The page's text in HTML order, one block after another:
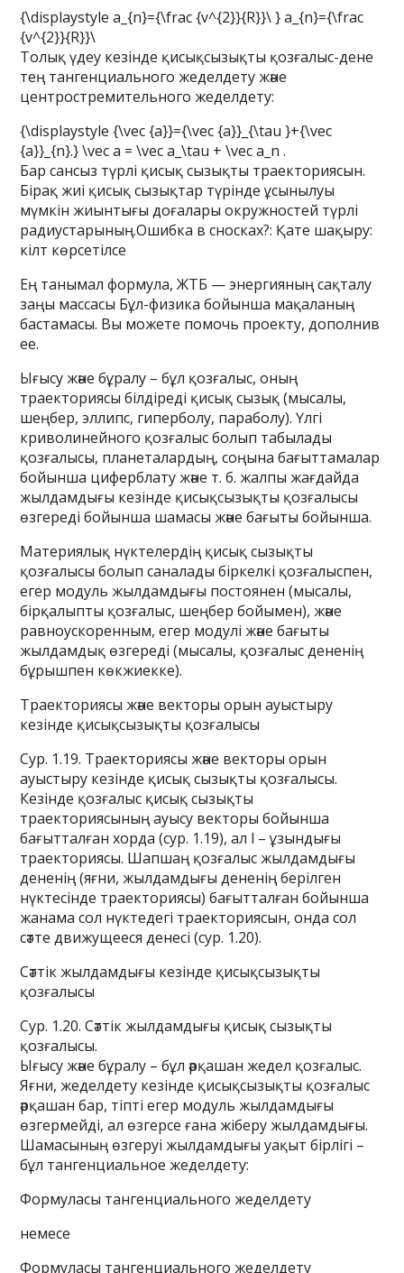
{\displaystyle a_{n}={\frac {v^{2}}{R}}\ } a_{n}={\frac
{v^{2}}{R}}\
Толық үдеу кезінде қисықсызықты қозғалыс-дене
тең тангенциального жеделдету және
центростремительного жеделдету:
{\displaystyle {\vec {a}}={\vec {a}}_{\tau }+{\vec
{a}}_{n}.} \vec a = \vec a_\tau + \vec a_n .
Бар сансыз түрлі қисық сызықты траекториясын.
Бірақ жиі қисық сызықтар түрінде ұсынылуы
мүмкін жиынтығы доғалары окружностей түрлі
радиустарының.Ошибка в сносках?: Қате шақыру:
кілт көрсетілсе
Ең танымал формула, ЖТБ — энергияның сақталу
заңы массасы Бұл-физика бойынша мақаланың
бастамасы. Вы можете помочь проекту, дополнив
ее.
Ығысу және бұралу – бұл қозғалыс, оның
траекториясы білдіреді қисық сызық (мысалы,
шеңбер, эллипс, гиперболу, параболу). Үлгі
криволинейного қозғалыс болып табылады
қозғалысы, планеталардың, соңына бағыттамалар
бойынша циферблату және т. б. жалпы жағдайда
жылдамдығы кезінде қисықсызықты қозғалысы
өзгереді бойынша шамасы және бағыты бойынша.
Материялық нүктелердің қисық сызықты
қозғалысы болып саналады біркелкі қозғалыспен,
егер модуль жылдамдығы постоянен (мысалы,
бірқалыпты қозғалыс, шеңбер бойымен), және
равноускоренным, егер модулі және бағыты
жылдамдық өзгереді (мысалы, қозғалыс дененің
бұрышпен көкжиекке).
Траекториясы және векторы орын ауыстыру
кезінде қисықсызықты қозғалысы
Сур. 1.19. Траекториясы және векторы орын
ауыстыру кезінде қисық сызықты қозғалысы.
Кезінде қозғалыс қисық сызықты
траекториясының ауысу векторы бойынша
бағытталған хорда (сур. 1.19), ал l – ұзындығы
траекториясы. Шапшаң қозғалыс жылдамдығы
дененің (яғни, жылдамдығы дененің берілген
нүктесінде траекториясы) бағытталған бойынша
жанама сол нүктедегі траекториясын, онда сол
сәтте движущееся денесі (сур. 1.20).
Сәттік жылдамдығы кезінде қисықсызықты
қозғалысы
Сур. 1.20. Сәттік жылдамдығы қисық сызықты
қозғалысы.
Ығысу және бұралу – бұл әрқашан жедел қозғалыс.
Яғни, жеделдету кезінде қисықсызықты қозғалыс
әрқашан бар, тіпті егер модуль жылдамдығы
өзгермейді, ал өзгерсе ғана жіберу жылдамдығы.
Шамасының өзгеруі жылдамдығы уақыт бірлігі –
бұл тангенциальное жеделдету:
Формуласы тангенциального жеделдету
немесе
Формуласы тангенциального жеделдету